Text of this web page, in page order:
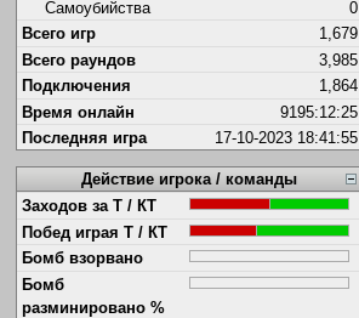
Самоубийства
0
Всего игр
1,679
Всего раундов
3,985
Подключения
1,864
Время онлайн
9195:12:25
Последняя игра
17-10-2023 18:41:55
Действие игрока / команды
Заходов за Т / КТ
Побед играя Т / КТ
Бомб взорвано
Бомб
разминировано %